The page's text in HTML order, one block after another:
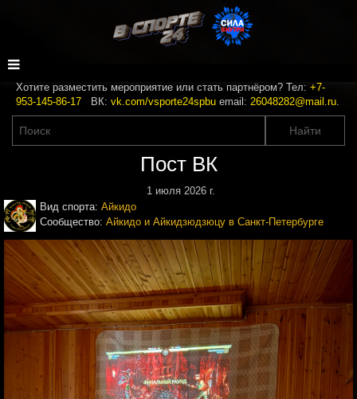
Хотите разместить мероприятие или стать партнёром? Тел: +7-
953-145-86-17 ВК: vk.com/vsporte24spbu email: 26048282@mail.ru.
Пост ВК
1 июля 2026 г.
Вид спорта: Айкидо
Сообщество: Айкидо и Айкидзюдзюцу в Санкт-Петербурге